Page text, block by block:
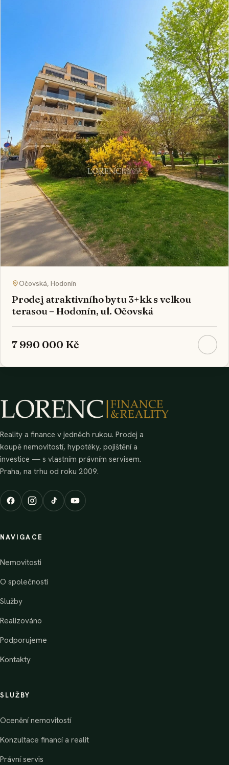
Očovská, Hodonín
Prodej atraktivního bytu 3+kk s velkou
terasou – Hodonín, ul. Očovská
7 990 000 Kč
Reality a finance v jedněch rukou. Prodej a
koupě nemovitostí, hypotéky, pojištění a
investice — s vlastním právním servisem.
Praha, na trhu od roku 2009.
NAVIGACE
Nemovitosti
O společnosti
Služby
Realizováno
Podporujeme
Kontakty
SLUŽBY
Ocenění nemovitostí
Konzultace financí a realit
Právní servis